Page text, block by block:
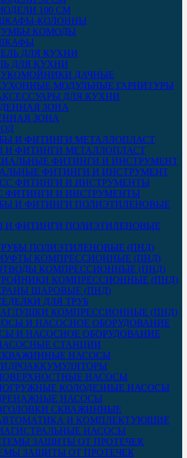
100 СМ
КОЛОННЫ
КОМОДЫ
ДЛЯ КУХНИ
ДАЧНЫЕ
МОДУЛЬНЫЕ ГАРНИТУРЫ
ДЛЯ КУХНИ
ЗОНА
И ФИТИНГИ МЕТАЛЛОПЛАСТ
ФИТИНГИ И ИНСТРУМЕНТ
ФИТИНГИ И ИНСТРУМЕНТЫ
И ФИТИНГИ ПОЛИЭТИЛЕНОВЫЕ
ПОЛИЭТИЛЕНОВЫЕ (ПНД)
КОМПРЕССИОННЫЕ (ПНД)
КОМПРЕССИОННЫЕ (ПНД)
КОМПРЕССИОННЫЕ (ПНД)
ШАРОВЫЕ (ПНД)
ДЛЯ ТРУБ
КОМПРЕССИОННЫЕ (ПНД)
И НАСОСНОЕ ОБОРУДОВАНИЕ
СТАНЦИИ
НАСОСЫ
НАСОСЫ
КОЛОДЕЗНЫЕ НАСОСЫ
НАСОСЫ
СКВАЖИННЫЕ
И КОМПЛЕКТУЮЩИЕ
НАСОСЫ
ЗАЩИТЫ ОТ ПРОТЕЧЕК